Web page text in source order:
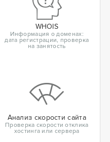
WHOIS
Информация о доменах:
дата регистрации, проверка
на занятость
Анализ скорости сайта
Проверка скорости отклика
хостинга или сервера